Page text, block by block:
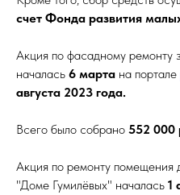
счет Фонда развития
Акция по фасадному ремонту
началась 6 марта на портале
августа 2023 года.
Всего было собрано 552 000
Акция по ремонту помещения
"Доме Гумилёвых" началась 1